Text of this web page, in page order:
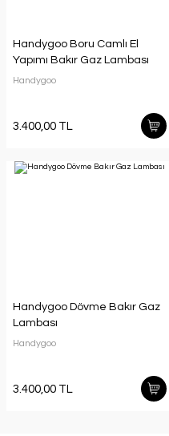
Handygoo Boru Camlı El
Yapımı Bakır Gaz Lambası
Handygoo
3.400,00 TL
Handygoo Dövme Bakır Gaz
Lambası
Handygoo
3.400,00 TL